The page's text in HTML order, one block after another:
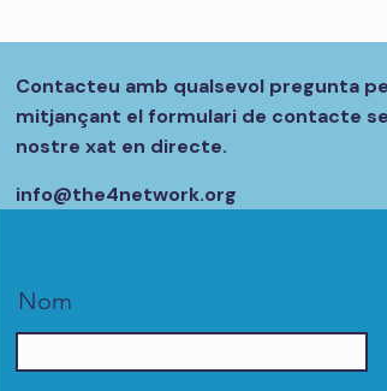
Contacteu amb qualsevol pregunta
mitjançant el formulari de contacte
nostre xat en directe.
info@the4network.org
Nom